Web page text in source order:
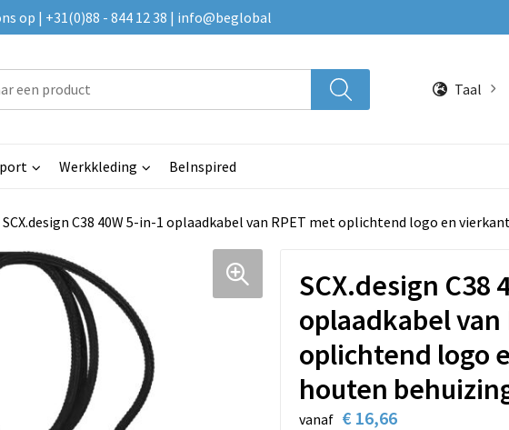
op | +31(0)88 - 844 12 38 | info@beglobal
Taal
Werkkleding BeInspired
SCX.design C38 40W 5-in-1 oplaadkabel van RPET met oplichtend logo en
SCX.design C38
oplaadkabel van
oplichtend logo
houten
vanaf € 16,66